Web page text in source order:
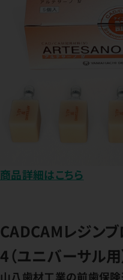
商品詳細はこちら
CADCAMレジン
4（ユニバーサル用
山八歯材工業の前歯保険